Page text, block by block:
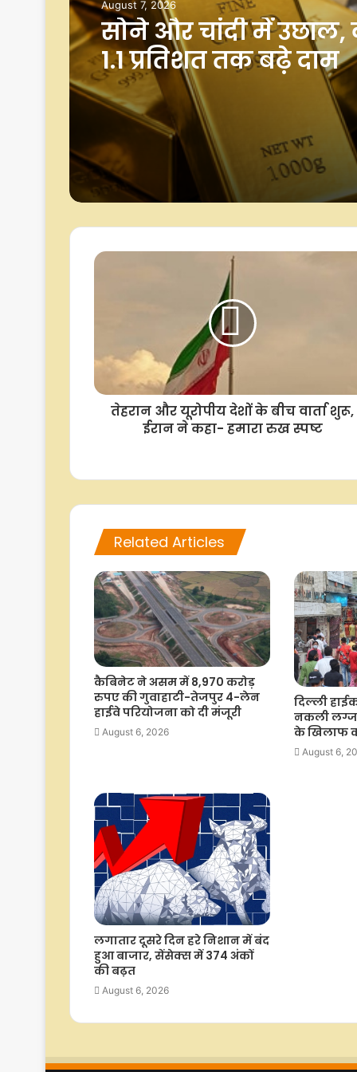
August 7, 2026
मेक्सिको ने अमेरिका को
एवोकाडो निर्यात फिर
करने के लिए सुरक्षा
किया ऐलान
तेहरान और यूरोपीय देशों के बीच वार्ता शुरू,
ईरान ने कहा- हमारा रुख स्पष्ट
Related Articles
कैबिनेट ने असम में 8,970 करोड़
रुपए की गुवाहाटी-तेजपुर 4-लेन
हाईवे परियोजना को दी मंजूरी
August 6, 2026
दिल्ली
नकली
के खिलाफ
August 6,
लगातार दूसरे दिन हरे निशान में बंद
हुआ बाजार, सेंसेक्स में 374 अंकों
की बढ़त
August 6, 2026